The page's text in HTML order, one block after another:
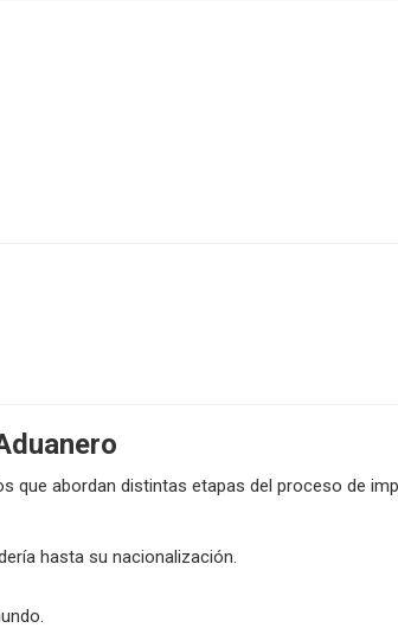
que abordan distintas etapas del proceso de
hasta su nacionalización.